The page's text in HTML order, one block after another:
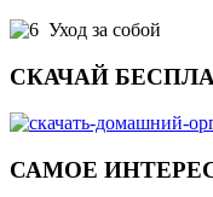
Уход за собой
СКАЧАЙ
САМОЕ